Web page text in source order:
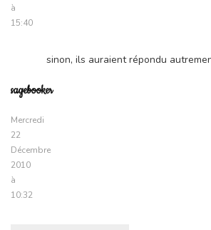
à
15:40
sagebooker
Mercredi
22
Décembre
2010
à
10:32
sinon, ils auraient répondu